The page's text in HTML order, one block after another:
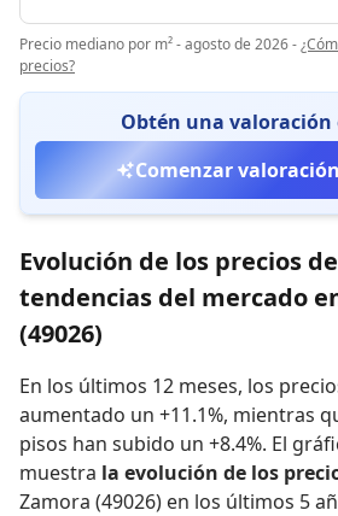
Precio mediano por m² - agosto de 2026-
precios?
Obtén una valoración
Comenzar
Evolución de los precios
tendencias del mercado
(49026)
En los últimos 12 meses, los
aumentado un +11.1%, mientras
pisos han subido un +8.4%. El
muestra la evolución de los
Zamora (49026) en los últimos 5